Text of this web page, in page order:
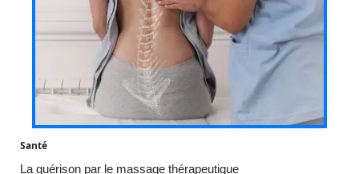
Santé
La guérison par le massage thérapeutique